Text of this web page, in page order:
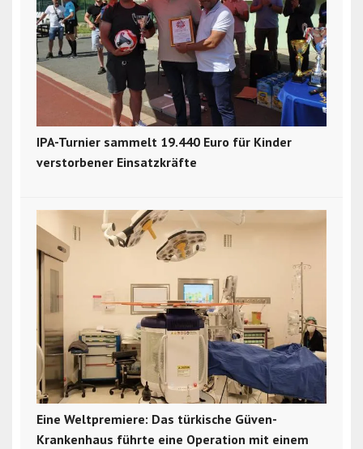
IPA-Turnier sammelt 19.440 Euro für Kinder
verstorbener Einsatzkräfte
Eine Weltpremiere: Das türkische Güven-
Krankenhaus führte eine Operation mit einem